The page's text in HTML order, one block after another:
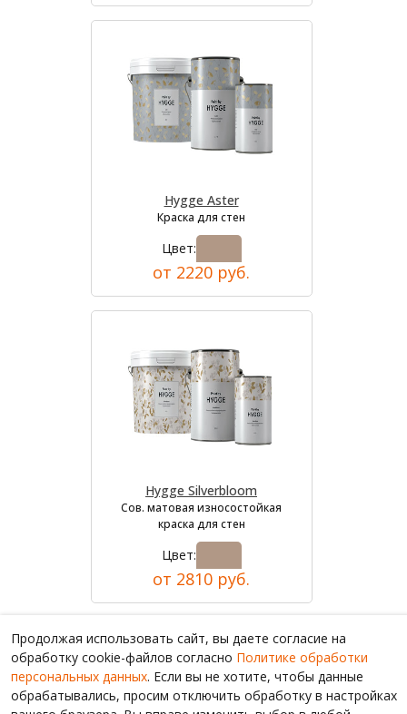
Hygge Aster
Краска для стен
Цвет:
от 2220 руб.
Hygge Silverbloom
Сов. матовая износостойкая
краска для стен
Цвет:
от 2810 руб.
Продолжая использовать сайт, вы даете согласие на
обработку cookie-файлов согласно Политике обработки
персональных данных. Если вы не хотите, чтобы данные
обрабатывались, просим отключить обработку в настройках